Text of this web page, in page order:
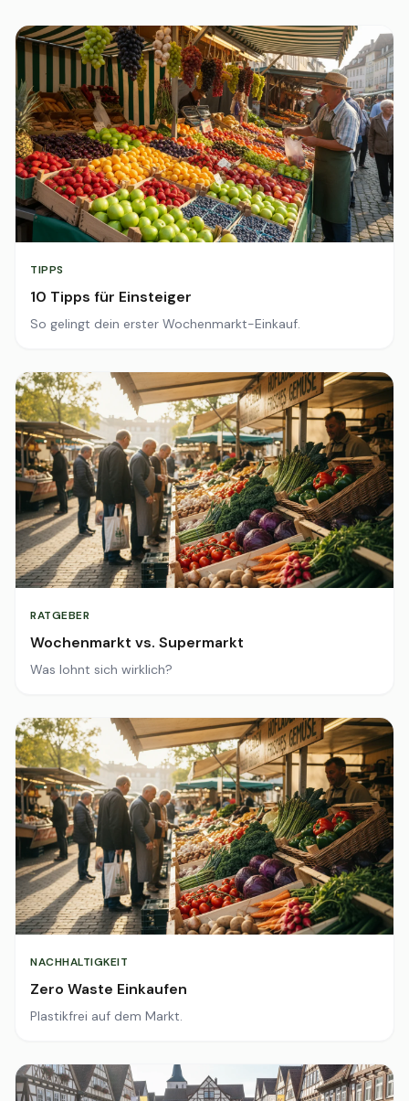
TIPPS
10 Tipps für Einsteiger
So gelingt dein erster Wochenmarkt-Einkauf.
RATGEBER
Wochenmarkt vs. Supermarkt
Was lohnt sich wirklich?
NACHHALTIGKEIT
Zero Waste Einkaufen
Plastikfrei auf dem Markt.